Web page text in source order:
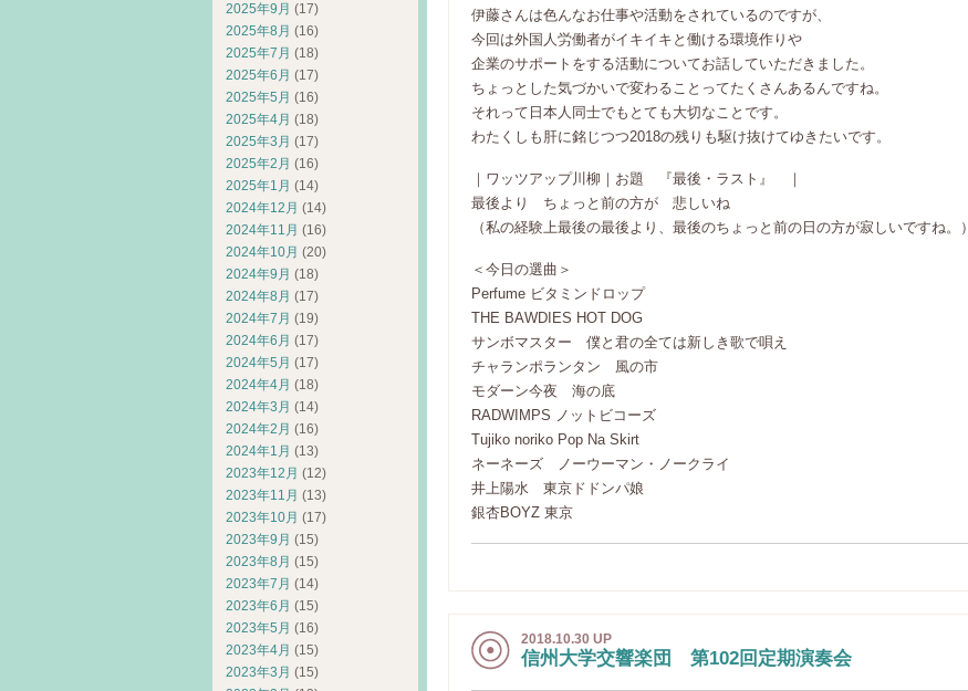
伊藤さんは色んなお仕事や活動をされているのですが、
今回は外国人労働者がイキイキと働ける環境作りや
企業のサポートをする活動についてお話していただきました。
ちょっとした気づかいで変わることってたくさんあるんですね。
それって日本人同士でもとても大切なことです。
わたくしも肝に銘じつつ2018の残りも駆け抜けてゆきたいです。
｜ワッツアップ川柳｜お題 『最後・ラスト』 ｜
最後より ちょっと前の方が 悲しいね
（私の経験上最後の最後より、最後のちょっと前の日の方が寂しいですね。）
＜今日の選曲＞
Perfume ビタミンドロップ
THE BAWDIES HOT DOG
サンボマスター 僕と君の全ては新しき歌で唄え
チャランポランタン 風の市
モダーン今夜 海の底
RADWIMPS ノットビコーズ
Tujiko noriko Pop Na Skirt
ネーネーズ ノーウーマン・ノークライ
井上陽水 東京ドドンパ娘
銀杏BOYZ 東京
2018.10.30 UP
信州大学交響楽団 第102回定期演奏会
2025年9月 (17)
2025年8月 (16)
2025年7月 (18)
2025年6月 (17)
2025年5月 (16)
2025年4月 (18)
2025年3月 (17)
2025年2月 (16)
2025年1月 (14)
2024年12月 (14)
2024年11月 (16)
2024年10月 (20)
2024年9月 (18)
2024年8月 (17)
2024年7月 (19)
2024年6月 (17)
2024年5月 (17)
2024年4月 (18)
2024年3月 (14)
2024年2月 (16)
2024年1月 (13)
2023年12月 (12)
2023年11月 (13)
2023年10月 (17)
2023年9月 (15)
2023年8月 (15)
2023年7月 (14)
2023年6月 (15)
2023年5月 (16)
2023年4月 (15)
2023年3月 (15)